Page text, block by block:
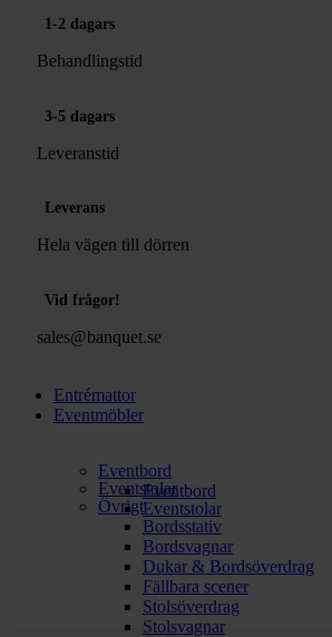
1-2 dagars
Behandlingstid
3-5 dagars
Leveranstid
Leverans
Hela vägen till dörren
Vid frågor!
sales@banquet.se
Entrémattor
Eventmöbler
Eventbord
Eventbord
Eventstolar
Eventstolar
Övrigt
Bordsstativ
Bordsvagnar
Dukar & Bordsöverdrag
Fällbara scener
Stolsöverdrag
Stolsvagnar